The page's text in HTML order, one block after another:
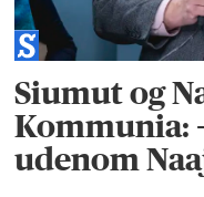
Siumut og
Kommunia:
udenom